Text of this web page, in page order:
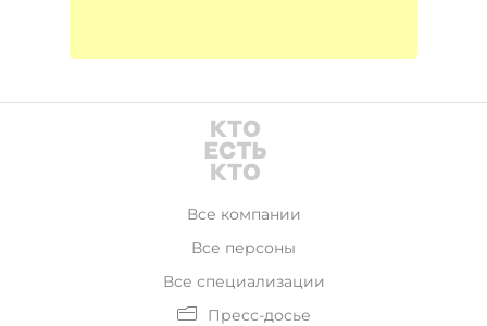
Все компании
Все персоны
Все специализации
Пресс-досье